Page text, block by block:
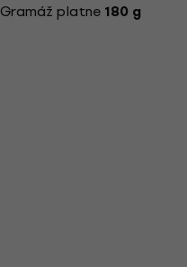
Gramáž platne 180 g